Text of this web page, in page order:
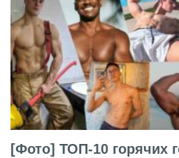
[Фото] ТОП-10 горячих